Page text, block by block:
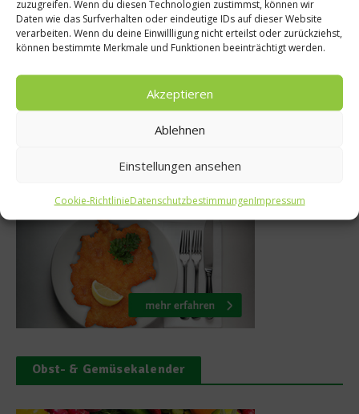
zuzugreifen. Wenn du diesen Technologien zustimmst, können wir
Daten wie das Surfverhalten oder eindeutige IDs auf dieser Website
verarbeiten. Wenn du deine Einwillligung nicht erteilst oder zurückziehst,
können bestimmte Merkmale und Funktionen beeinträchtigt werden.
Akzeptieren
Ablehnen
Einstellungen ansehen
Cookie-RichtlinieDatenschutzbestimmungenImpressum
Sterne und
Gewürze &
Dill – uraltes
17. April
Obst- & Gemüsekalender